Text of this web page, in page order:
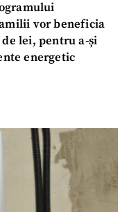
vor beneficia
lei, pentru a-și
energetic